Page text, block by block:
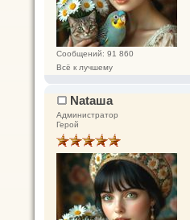
Сообщений: 91 860
Всё к лучшему
Nataшa
Администратор
Герой